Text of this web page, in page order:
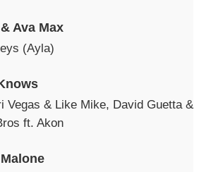
Ava Max
(Ayla)
Vegas & Like Mike, David Guetta &
ft. Akon